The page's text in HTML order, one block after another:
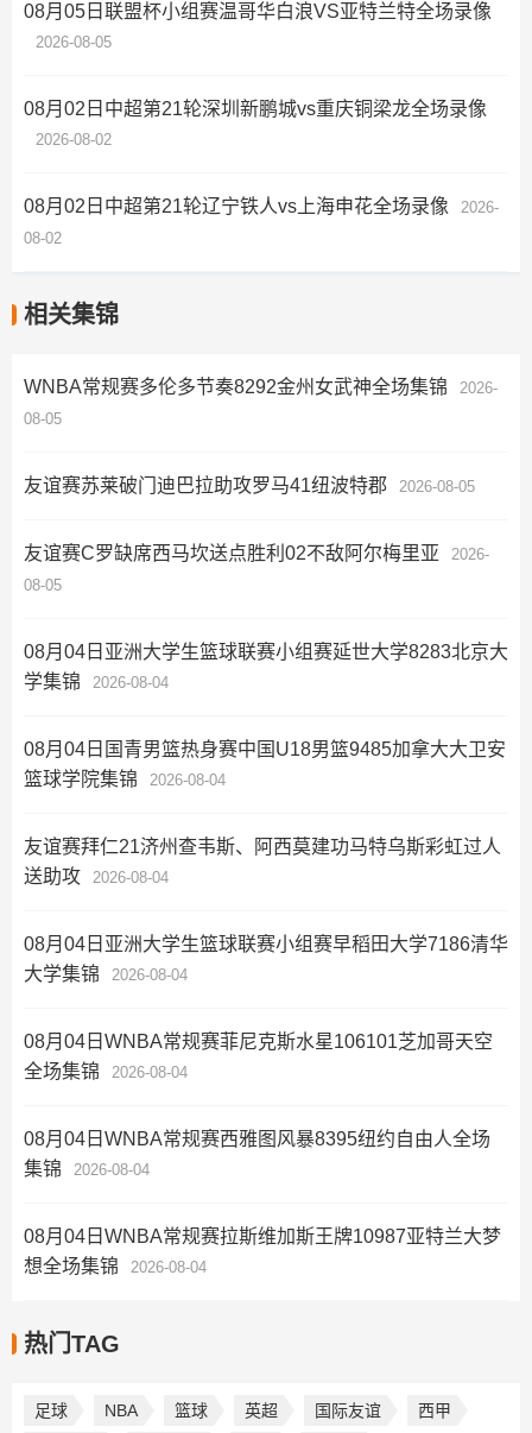
08月05日联盟杯小组赛温哥华白浪VS亚特兰特全场录像
2026-08-05
08月02日中超第21轮深圳新鹏城vs重庆铜梁龙全场录像
2026-08-02
08月02日中超第21轮辽宁铁人vs上海申花全场录像
2026-
08-02
相关集锦
WNBA常规赛多伦多节奏8292金州女武神全场集锦
2026-
08-05
友谊赛苏莱破门迪巴拉助攻罗马41纽波特郡 2026-08-05
友谊赛C罗缺席西马坎送点胜利02不敌阿尔梅里亚
2026-
08-05
08月04日亚洲大学生篮球联赛小组赛延世大学8283北京大
学集锦
2026-08-04
08月04日国青男篮热身赛中国U18男篮9485加拿大大卫安
篮球学院集锦
2026-08-04
友谊赛拜仁21济州查韦斯、阿西莫建功马特乌斯彩虹过人
送助攻
2026-08-04
08月04日亚洲大学生篮球联赛小组赛早稻田大学7186清华
大学集锦
2026-08-04
08月04日WNBA常规赛菲尼克斯水星106101芝加哥天空
全场集锦
2026-08-04
08月04日WNBA常规赛西雅图风暴8395纽约自由人全场
集锦
2026-08-04
08月04日WNBA常规赛拉斯维加斯王牌10987亚特兰大梦
想全场集锦
2026-08-04
热门TAG
足球 NBA 篮球 英超 国际友谊 西甲